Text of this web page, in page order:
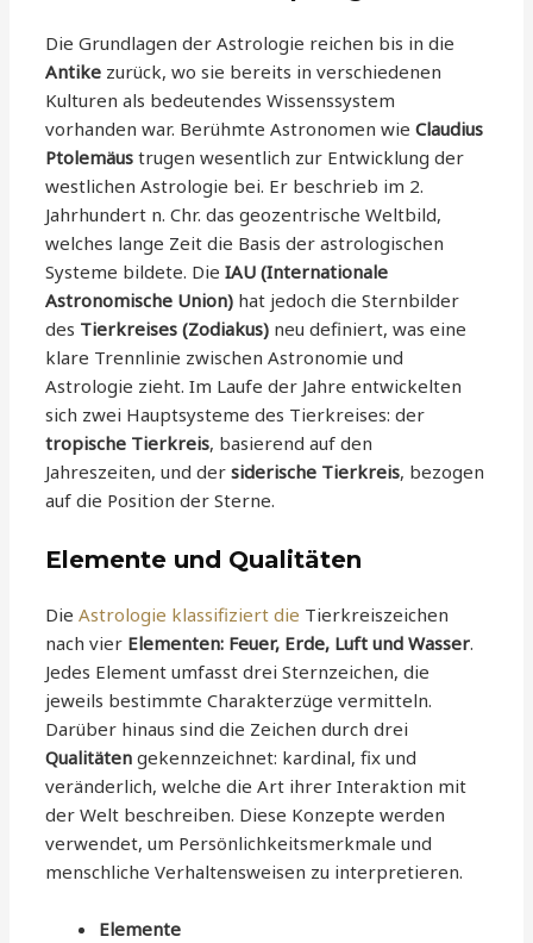
Die Grundlagen der Astrologie reichen bis in die
Antike zurück, wo sie bereits in verschiedenen
Kulturen als bedeutendes Wissenssystem
vorhanden war. Berühmte Astronomen wieClaudius
Ptolemäus trugen wesentlich zur Entwicklung der
westlichen Astrologie bei. Er beschrieb im 2.
Jahrhundert n. Chr. das geozentrische Weltbild,
welches lange Zeit die Basis der astrologischen
Systeme bildete. DieIAU (Internationale
Astronomische Union) hat jedoch die Sternbilder
des Tierkreises (Zodiakus) neu definiert, was eine
klare Trennlinie zwischen Astronomie und
Astrologie zieht. Im Laufe der Jahre entwickelten
sich zwei Hauptsysteme des Tierkreises: der
tropische Tierkreis, basierend auf den
Jahreszeiten, und dersiderische Tierkreis, bezogen
auf die Position der Sterne.
Elemente und Qualitäten
DieAstrologie klassifiziert die Tierkreiszeichen
nach vier Elementen: Feuer, Erde, Luft und Wasser.
Jedes Element umfasst drei Sternzeichen, die
jeweils bestimmte Charakterzüge vermitteln.
Darüber hinaus sind die Zeichen durch drei
Qualitäten gekennzeichnet: kardinal, fix und
veränderlich, welche die Art ihrer Interaktion mit
der Welt beschreiben. Diese Konzepte werden
verwendet, um Persönlichkeitsmerkmale und
menschliche Verhaltensweisen zu interpretieren.
Elemente